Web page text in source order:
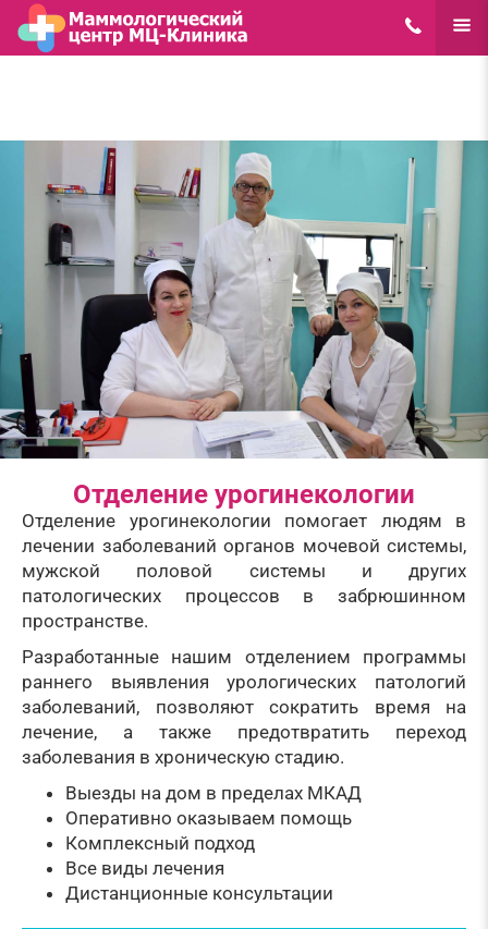
8(495)648-
ЕЩЁ
Отделение урогинекологии
Отделение урогинекологии помогает людям в
лечении заболеваний органов мочевой системы,
мужской половой системы и других
патологических процессов в забрюшинном
пространстве.
Разработанные нашим отделением программы
раннего выявления урологических патологий
заболеваний, позволяют сократить время на
лечение, а также предотвратить переход
заболевания в хроническую стадию.
Выезды на дом в пределах МКАД
Оперативно оказываем помощь
Комплексный подход
Все виды лечения
Дистанционные консультации